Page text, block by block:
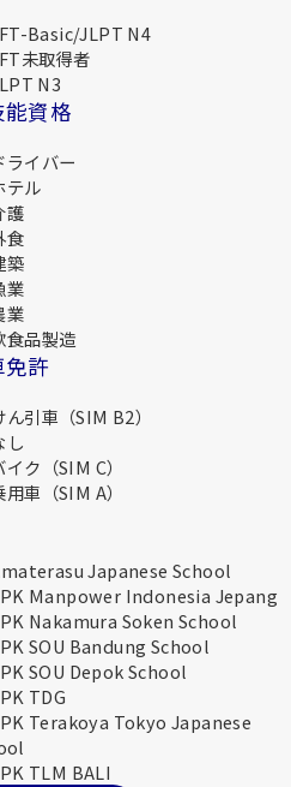
Basic/JLPT N4
未取得者
N3
資格
ライバー
テル
護
食
築
業
業
食品製造
免許
ん引車（SIM B2）
し
イク（SIM C）
用車（SIM A）
Japanese School
Manpower Indonesia Jepang
Nakamura Soken School
SOU Bandung School
SOU Depok School
TDG
Terakoya Tokyo Japanese
TLM BALI